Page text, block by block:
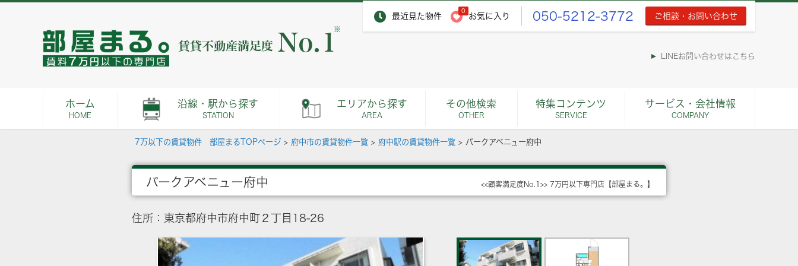
最近見た物件
0
お気に入り 050-5212-3772 ご相談・お問い合わせ
※
LINEお問い合わせはこちら
ホーム
HOME
沿線・駅から探す
STATION
エリアから探す
AREA
その他検索
OTHER
特集コンテンツ
SERVICE
サービス・会社情報
COMPANY
7万以下の賃貸物件 部屋まるTOPページ > 府中市の賃貸物件一覧 > 府中駅の賃貸物件一覧 > パークアベニュー府中
パークアベニュー府中 <<顧客満足度No.1>> 7万円以下専門店【部屋まる。】
住所：東京都府中市府中町２丁目18-26